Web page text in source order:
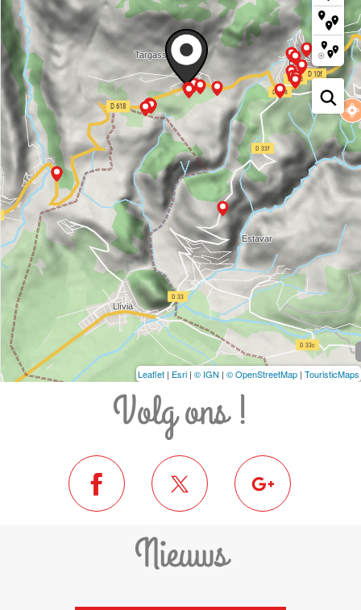
Leaflet | Esri | © IGN | © OpenStreetMap | TouristicMaps
Volg ons !
Nieuws